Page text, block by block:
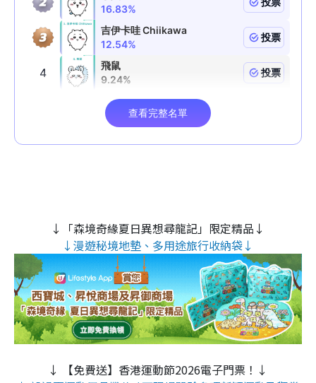
↓「森境奇緣夏日異想尋龍記」限定精品↓
↓漫遊秘境地墊、多用途旅行收納袋↓
↓ 【免費送】香港運動節2026電子門票！↓